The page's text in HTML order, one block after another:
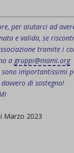
per aiutarci ad
e valida, se
tramite i
a gruppi@mami.org
sono importantissimi
di sostegno!
Marzo 2023